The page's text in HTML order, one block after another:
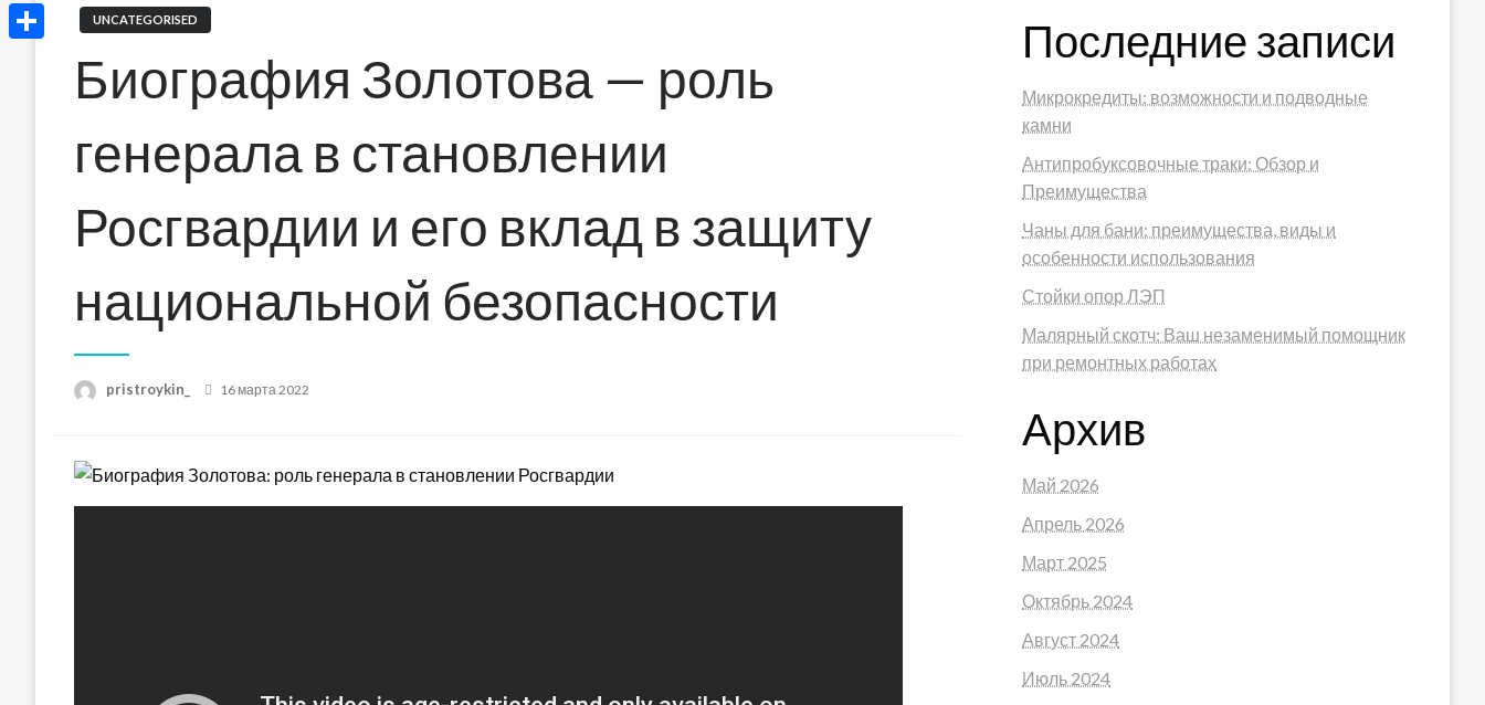
UNCATEGORISED
Биография Золотова — роль
генерала в становлении
Росгвардии и его вклад в защиту
национальной безопасности
pristroykin_
Posted
16 марта 2022
Последние записи
Микрокредиты: возможности и подводные
камни
Антипробуксовочные траки: Обзор и
Преимущества
Чаны для бани: преимущества, виды и
особенности использования
Стойки опор ЛЭП
Малярный скотч: Ваш незаменимый помощник
при ремонтных работах
Архив
Май 2026
Апрель 2026
Март 2025
Октябрь 2024
Август 2024
Июль 2024
Viber